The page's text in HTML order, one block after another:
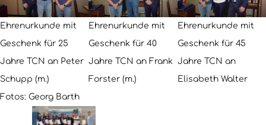
Ehrenurkunde mit
Geschenk für 25
Jahre TCN an Peter
Schupp (m.)
Ehrenurkunde mit
Geschenk für 40
Jahre TCN an Frank
Forster (m.)
Ehrenurkunde mit
Geschenk für 45
Jahre TCN an
Elisabeth Walter
Fotos: Georg Barth